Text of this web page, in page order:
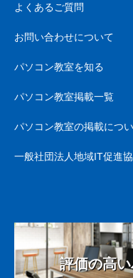
よくあるご質問
お問い合わせについて
パソコン教室を知る
パソコン教室掲載一覧
パソコン教室の掲載につ
一般社団法人地域IT促進
評価の高